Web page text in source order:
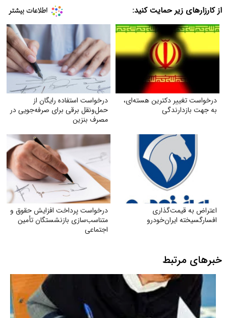
از کارزارهای زیر حمایت کنید:
درخواست تغییر دکترین هسته‌ای،
به جهت بازدارندگی
درخواست استفاده رایگان از
حمل‌ونقل برقی برای صرفه‌جویی در
مصرف بنزین
اعتراض به قیمت‌گذاری
افسارگسیخته ایران‌خودرو
درخواست پرداخت افزایش حقوق و
متناسب‌سازی بازنشستگان تأمین
اجتماعی
خبرهای مرتبط